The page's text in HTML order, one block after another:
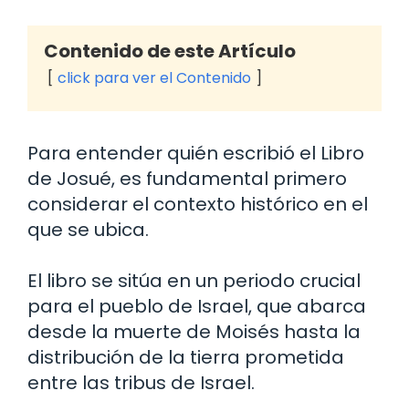
Contenido de este Artículo
click para ver el Contenido
Para entender quién escribió el Libro
de Josué, es fundamental primero
considerar el contexto histórico en el
que se ubica.
El libro se sitúa en un periodo crucial
para el pueblo de Israel, que abarca
desde la muerte de Moisés hasta la
distribución de la tierra prometida
entre las tribus de Israel.